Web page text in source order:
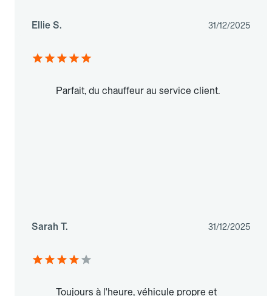
Ellie S. 31/12/2025
Parfait, du chauffeur au service client.
Sarah T. 31/12/2025
Toujours à l'heure, véhicule propre et